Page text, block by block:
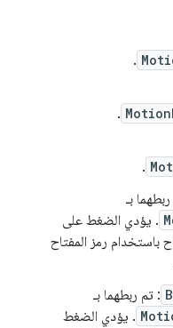
.
.
.
بـ
. يؤدي الضغط على
باستخدام رمز المفتاح
: تم ربطهما بـ
. يؤدي الضغط